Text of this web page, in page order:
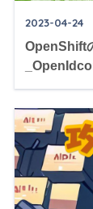
2023-04-24
OpenShift